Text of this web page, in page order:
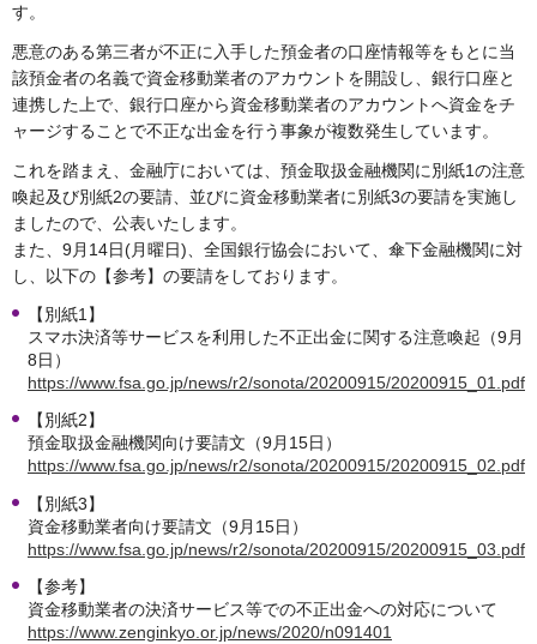
す。
悪意のある第三者が不正に入手した預金者の口座情報等をもとに当
該預金者の名義で資金移動業者のアカウントを開設し、銀行口座と
連携した上で、銀行口座から資金移動業者のアカウントへ資金をチ
ャージすることで不正な出金を行う事象が複数発生しています。
これを踏まえ、金融庁においては、預金取扱金融機関に別紙1の注意
喚起及び別紙2の要請、並びに資金移動業者に別紙3の要請を実施し
ましたので、公表いたします。
また、9月14日(月曜日)、全国銀行協会において、傘下金融機関に対
し、以下の【参考】の要請をしております。
【別紙1】
スマホ決済等サービスを利用した不正出金に関する注意喚起（9月
8日）
https://www.fsa.go.jp/news/r2/sonota/20200915/20200915_01.pdf
【別紙2】
預金取扱金融機関向け要請文（9月15日）
https://www.fsa.go.jp/news/r2/sonota/20200915/20200915_02.pdf
【別紙3】
資金移動業者向け要請文（9月15日）
https://www.fsa.go.jp/news/r2/sonota/20200915/20200915_03.pdf
【参考】
資金移動業者の決済サービス等での不正出金への対応について
https://www.zenginkyo.or.jp/news/2020/n091401